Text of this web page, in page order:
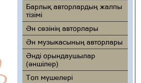
Барлық авторлардың жалпы
тізімі
Ән сөзінің авторлары
Ән музыкасының авторлары
Әнді орындаушылар
(әншілер)
Топ мүшелері